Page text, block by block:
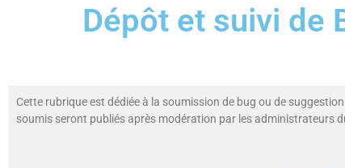
Dépôt et suivi de
Cette rubrique est dédiée à la soumission de bug ou de
soumis seront publiés après modération par les administrateurs